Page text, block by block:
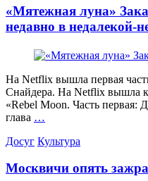
«Мятежная луна»
недавно в недалекой-
На Netflix вышла первая
Снайдера. На Netflix вышла
«Rebel Moon. Часть первая:
глава …
Категории
Досуг Культура
Москвичи опять